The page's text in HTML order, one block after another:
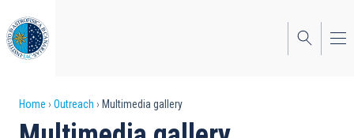
to
main
content
Breadcrumb
Home Outreach Multimedia gallery